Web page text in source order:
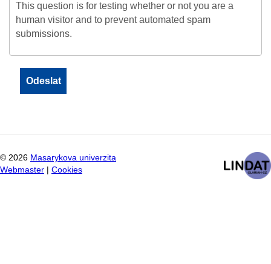
This question is for testing whether or not you are a
human visitor and to prevent automated spam
submissions.
© 2026 Masarykova univerzita
Webmaster
Cookies